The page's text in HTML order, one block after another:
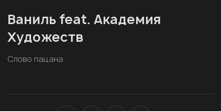
Ваниль feat. Академия
Художеств
Слово пацана